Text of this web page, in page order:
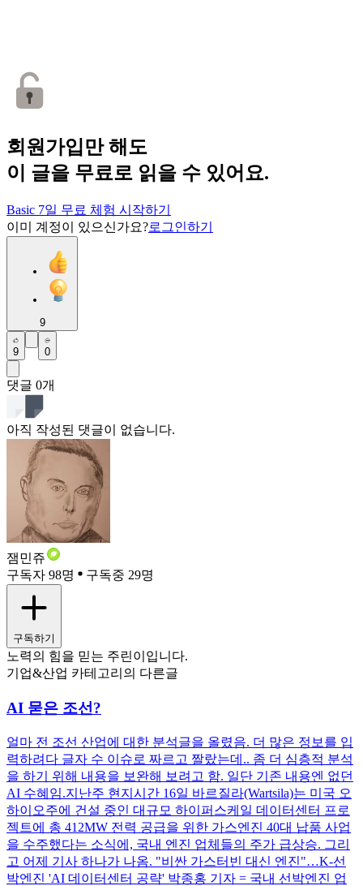
회원가입만 해도
이 글을 무료로 읽을 수 있어요.
Basic 7일 무료 체험 시작하기
이미 계정이 있으신가요?로그인하기
9
9 0
댓글 0개
아직 작성된 댓글이 없습니다.
잼민쥬
구독자 98명
구독중 29명
구독하기
노력의 힘을 믿는 주린이입니다.
기업&산업 카테고리의 다른글
AI 묻은 조선?
얼마 전 조선 산업에 대한 분석글을 올렸음. 더 많은 정보를 입
력하려다 글자 수 이슈로 짜르고 짤랐는데.. 좀 더 심층적 분석
을 하기 위해 내용을 보완해 보려고 함. 일단 기존 내용엔 없던
AI 수혜임. ​ 지난주 현지시간 16일 바르질라(Wartsila)는 미국 오
하이오주에 건설 중인 대규모 하이퍼스케일 데이터센터 프로
젝트에 총 412MW 전력 공급을 위한 가스엔진 40대 납품 사업
을 수주했다는 소식에, 국내 엔진 업체들의 주가 급상승. 그리
고 어제 기사 하나가 나옴. "비싼 가스터빈 대신 엔진"…K-선
박엔진 'AI 데이터센터 공략' 박종홍 기자 = 국내 선박엔진 업